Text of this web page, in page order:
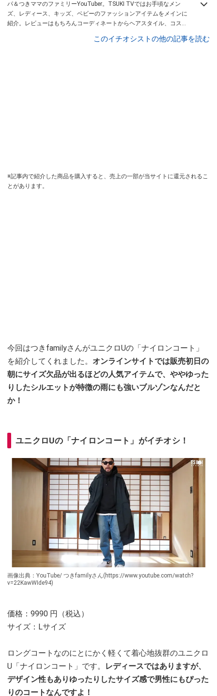
パ＆つきママのファミリーYouTuber。TSUKI TVではお手頃なメン
ズ、レディース、キッズ、ベビーのファッションアイテムをメインに
紹介。レビューはもちろんコーディネートからヘアスタイル、コスメ
このイチオシストの他の記事を読む
※記事内で紹介した商品を購入すると、売上の一部が当サイトに還元されるこ
とがあります。
今回はつきfamilyさんがユニクロUの「ナイロンコート」
を紹介してくれました。 オンラインサイトでは販売初日の
朝にサイズ欠品が出るほどの人気アイテムで、ややゆった
りしたシルエットが特徴の雨にも強いブルゾンなんだと
か！
ユニクロUの「ナイロンコート」がイチオシ！
画像出典：YouTube/ つきfamilyさん(https://www.youtube.com/watch?
v=22KawWIde94)
価格：9990 円（税込）
サイズ：Lサイズ
ロングコートなのにとにかく軽くて着心地抜群のユニクロ
U「ナイロンコート」です。
レディースではありますが、
デザイン性もありゆったりしたサイズ感で男性にもぴった
りのコートなんですよ！